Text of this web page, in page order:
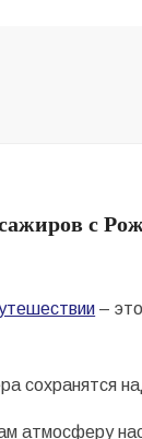
с
–
сохранятся
атмосферу